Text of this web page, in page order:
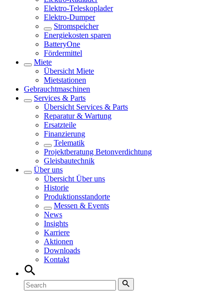
Elektro-Teleskoplader
Elektro-Dumper
Stromspeicher
Energiekosten sparen
BatteryOne
Fördermittel
Miete
Übersicht Miete
Mietstationen
Gebrauchtmaschinen
Services & Parts
Übersicht Services & Parts
Reparatur & Wartung
Ersatzteile
Finanzierung
Telematik
Projektberatung Betonverdichtung
Gleisbautechnik
Über uns
Übersicht Über uns
Historie
Produktionsstandorte
Messen & Events
News
Insights
Karriere
Aktionen
Downloads
Kontakt